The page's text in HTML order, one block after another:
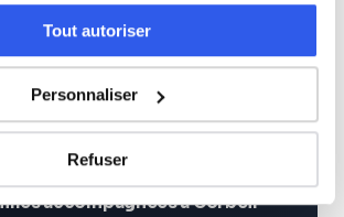
Tout autoriser
Personnaliser
Refuser
& Adultes)
⭐
accompagnées à Corbeil-